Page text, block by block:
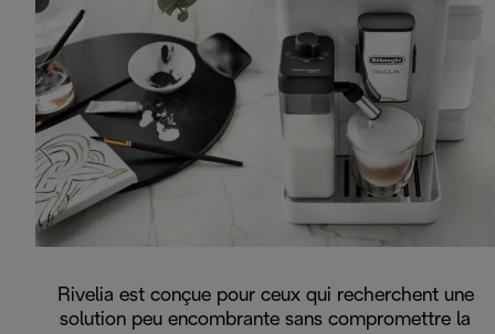
Rivelia est conçue pour ceux qui recherchent une
solution peu encombrante sans compromettre la